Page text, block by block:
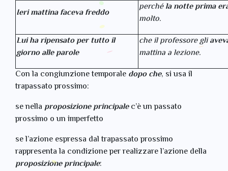
Ieri mattina faceva freddo perchéla notte prima
molto.
Lui ha ripensato per tutto il
giorno alle parole
che il professore gli
mattina a lezione.
Con la congiunzione temporale dopo che, si usa il
trapassato prossimo:
se nella proposizione principalec’è un passato
prossimo o un imperfetto
se l’azione espressa dal trapassato prossimo
rappresenta la condizione per realizzare l’azione della
proposizione principale: